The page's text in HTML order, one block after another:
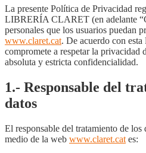
La presente Política de Privacidad
LIBRERÍA CLARET (en adelante
personales que los usuarios puedan
www.claret.cat. De acuerdo con
compromete a respetar la privacidad
absoluta y estricta confidencialidad.
1.- Responsable del
datos
El responsable del tratamiento de los
medio de la web www.claret.cat es: